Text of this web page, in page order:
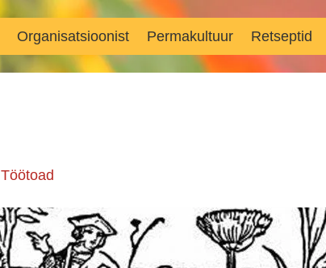
Organisatsioonist Permakultuur Retseptid
Töötoad